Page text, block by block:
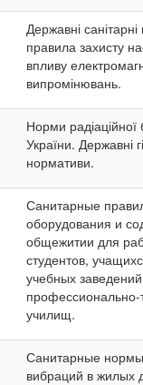
Державні
правила захисту
впливу
випромінювань.
Норми радіаційної
України. Державні
нормативи.
Санитарные
оборудования и
общежитии для
студентов,
учебных
профессионально-
училищ.
Санитарные
вибраций в жилых